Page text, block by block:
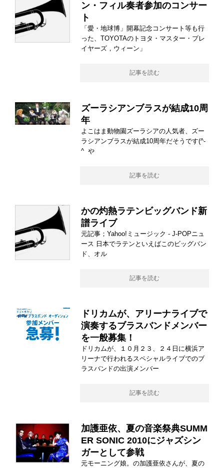
ン・フィル奏者参加のコンサー
ト
「愛・地球博」開幕記念コンサート等も行
った、TOYOTAのトヨタ・マスター・プレ
イヤーズ，ウィーン」
記事を読む
ズーラシアンブラスが結成10周
年
よこはま動物園ズーラシアの人気者、ズー
ラシアンブラスが結成10周年だそうです(^-
^ や
記事を読む
かの灼熱ラテンビッグバンド新
譜ライブ
元記事；Yahoo!ミュージック - J-POPニュ
ース 日本でラテンといえばこのビッグバン
ド、オル
記事を読む
ドリカムが、アリーナライブで
演奏するブラスバンドメンバー
を一般募集！
ドリカムが、１０月２３、２４日に横浜ア
リーナで行われるスペシャルライブでのブ
ラスバンドの出演メンバー
記事を読む
加護亜依、夏の音楽祭典SUMM
ER SONIC 2010にジャズシン
ガーとして参戦
元モーニング娘。の加護亜依さんが、夏の